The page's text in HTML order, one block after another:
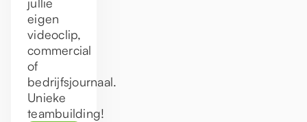
eigen
videoclip,
commercial
of
bedrijfsjournaal.
Unieke
teambuilding!